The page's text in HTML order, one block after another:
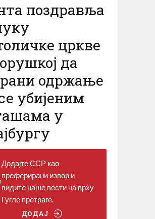
поздравља
цркве
да
одржање
убијеним
у
Додајте ССР као
преферирани извор и
видите наше вести на врху
Гугле претраге.
ДОДАЈ